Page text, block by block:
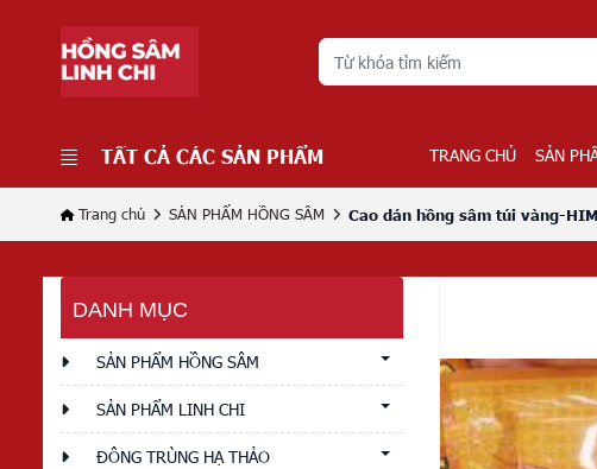
TẤT CẢ CÁC SẢN PHẨM TRANG CHỦ SẢN
Trang chủ SẢN PHẨM HỒNG SÂM Cao dán hồng sâm túi vàng-
DANH MỤC
SẢN PHẨM HỒNG SÂM
SẢN PHẨM LINH CHI
ĐÔNG TRÙNG HẠ THẢO